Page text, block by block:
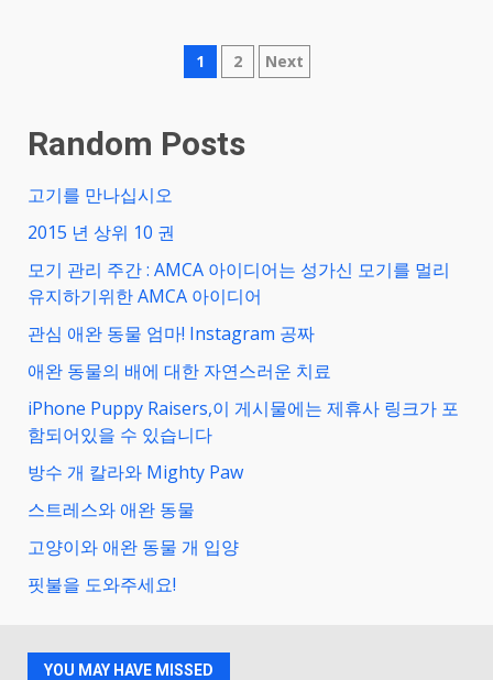
Posts
1 2 Next
Random Posts
고기를 만나십시오
2015 년 상위 10 권
모기 관리 주간 : AMCA 아이디어는 성가신 모기를 멀리
유지하기위한 AMCA 아이디어
관심 애완 동물 엄마! Instagram 공짜
애완 동물의 배에 대한 자연스러운 치료
iPhone Puppy Raisers,이 게시물에는 제휴사 링크가 포
함되어있을 수 있습니다
방수 개 칼라와 Mighty Paw
스트레스와 애완 동물
고양이와 애완 동물 개 입양
핏불을 도와주세요!
YOU MAY HAVE MISSED